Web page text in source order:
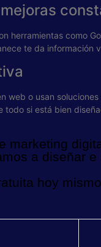
herramientas como
te da información
web o usan
todo si está bien
marketing
a diseñar
hoy